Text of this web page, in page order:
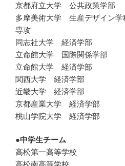
京都府立大学 公共政策学部
多摩美術大学 生産デザイン学
専攻
同志社大学 経済学部
立命館大学 国際関係学部
立命館大学 経済学部
関西大学 経済学部
近畿大学 経済学部
京都産業大学 経済学部
桃山学院大学 経済学部
●中学生チーム
高松第一高等学校